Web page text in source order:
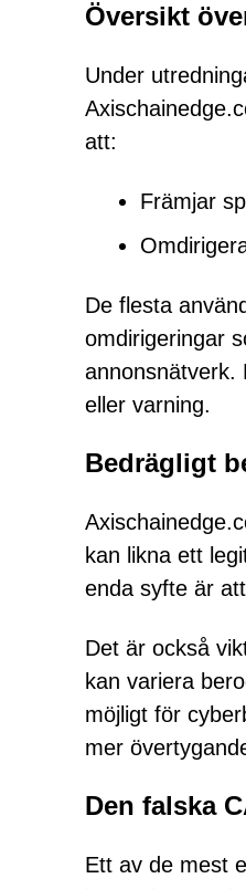
Översikt
Under
att:
Främjar
De flesta
omdirigeringar
annonsnätverk.
eller varning.
Bedrägligt
kan likna ett
enda syfte är
Det är också
kan variera
möjligt för
mer
Den falska
Ett av de mest